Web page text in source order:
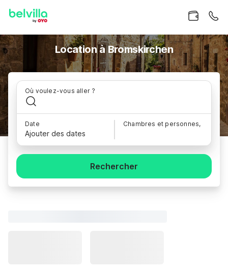
Location à Bromskirchen
Où voulez-vous aller ?
Date
Ajouter des dates
Chambres et personnes,
Rechercher